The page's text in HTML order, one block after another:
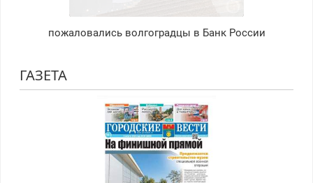
пожаловались волгоградцы в Банк России
ГАЗЕТА